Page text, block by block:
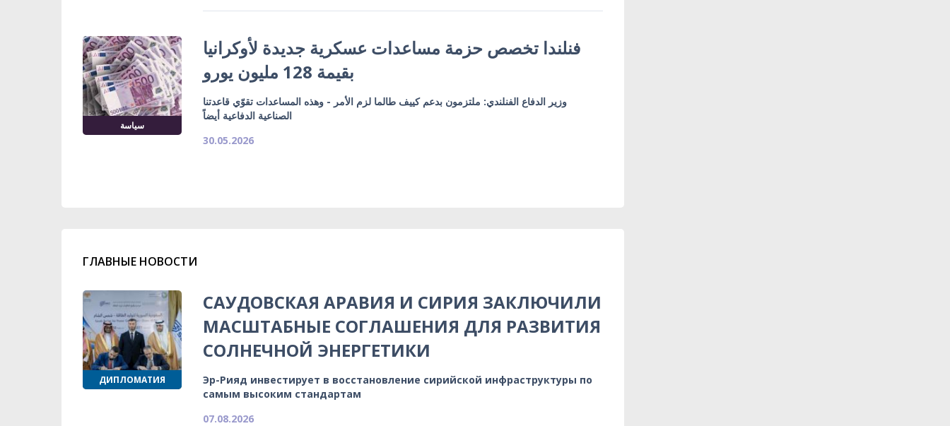
سياسة
فنلندا تخصص حزمة مساعدات عسكرية جديدة لأوكرانيا
بقيمة 128 مليون يورو
وزير الدفاع الفنلندي: ملتزمون بدعم كييف طالما لزم الأمر - وهذه المساعدات تقوّي قاعدتنا
الصناعية الدفاعية أيضاً
30.05.2026
ГЛАВНЫЕ НОВОСТИ
ДИПЛОМАТИЯ
САУДОВСКАЯ АРАВИЯ И СИРИЯ ЗАКЛЮЧИЛИ
МАСШТАБНЫЕ СОГЛАШЕНИЯ ДЛЯ РАЗВИТИЯ
СОЛНЕЧНОЙ ЭНЕРГЕТИКИ
Эр-Рияд инвестирует в восстановление сирийской инфраструктуры по
самым высоким стандартам
07.08.2026